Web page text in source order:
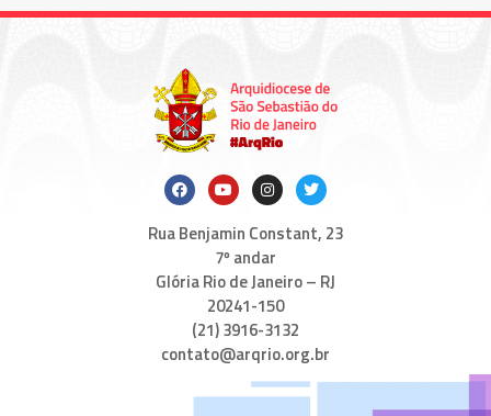
Rua Benjamin Constant, 23
7º andar
Glória Rio de Janeiro – RJ
20241-150
(21) 3916-3132
contato@arqrio.org.br